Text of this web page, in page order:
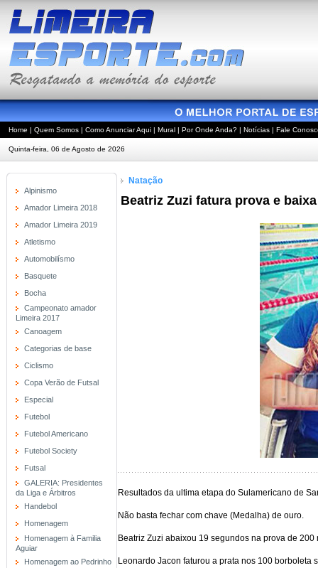
Home | Quem Somos | Como Anunciar Aqui | Mural | Por Onde Anda? | Notícias | Fale
Quinta-feira, 06 de Agosto de 2026
Alpinismo
Amador Limeira 2018
Amador Limeira 2019
Atletismo
Automobilísmo
Basquete
Bocha
Campeonato amador
Limeira 2017
Canoagem
Categorias de base
Ciclismo
Copa Verão de Futsal
Especial
Futebol
Futebol Americano
Futebol Society
Futsal
GALERIA: Presidentes
da Liga e Árbitros
Handebol
Homenagem
Homenagem à Familia
Aguiar
Homenagem ao Pedrinho
Natação
Beatriz Zuzi fatura prova e
Resultados da ultima etapa do Sulamericano de
Não basta fechar com chave (Medalha) de ouro.
Beatriz Zuzi abaixou 19 segundos na prova de
Leonardo Jacon faturou a prata nos 100 borboleta